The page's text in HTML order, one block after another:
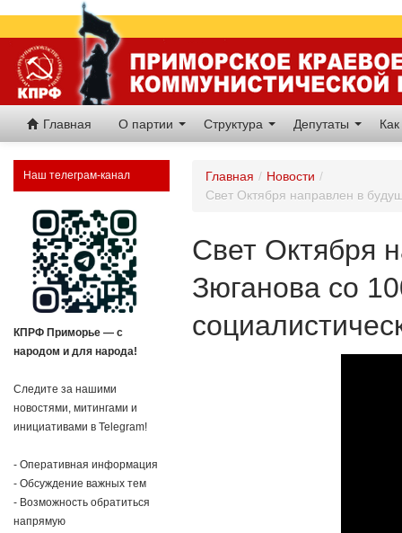
Главная О партии Структура Депутаты
Наш телеграм-канал
КПРФ Приморье — с
народом и для народа!
Следите за нашими
новостями, митингами и
инициативами в Telegram!
- Оперативная информация
- Обсуждение важных тем
- Возможность обратиться
напрямую
Главная / Новости /
Свет Октября направлен в
Свет Октября
Зюганова со